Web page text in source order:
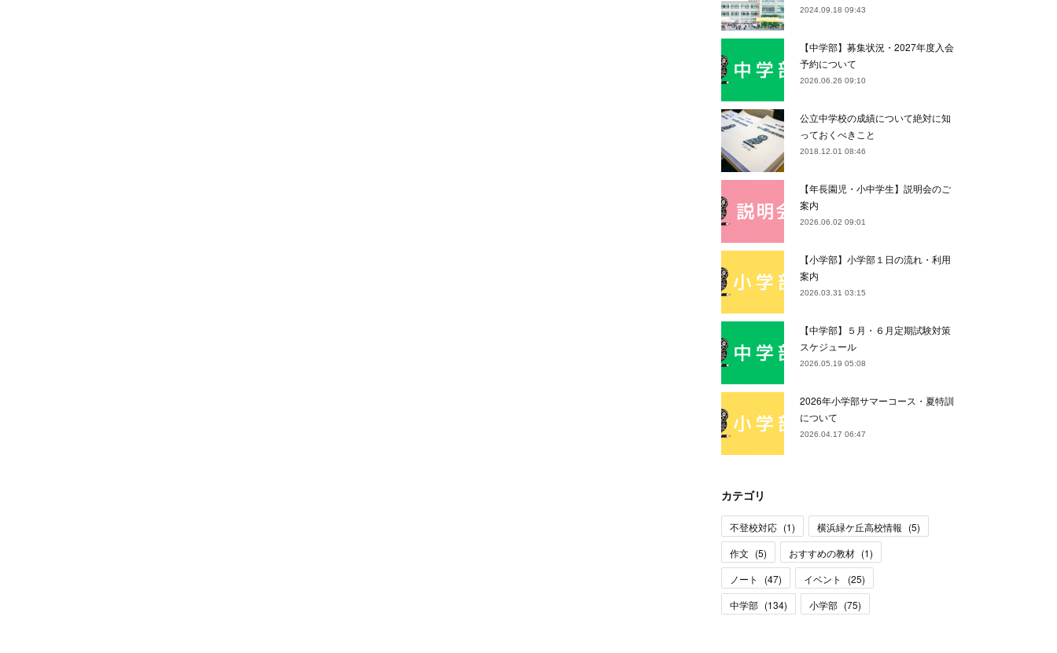
2024.09.18 09:43
【中学部】募集状況・2027年度入会
予約について
2026.06.26 09:10
公立中学校の成績について絶対に知
っておくべきこと
2018.12.01 08:46
【年長園児・小中学生】説明会のご
案内
2026.06.02 09:01
【小学部】小学部１日の流れ・利用
案内
2026.03.31 03:15
【中学部】５月・６月定期試験対策
スケジュール
2026.05.19 05:08
2026年小学部サマーコース・夏特訓
について
2026.04.17 06:47
カテゴリ
不登校対応 (1) 横浜緑ケ丘高校情報 (5)
作文 (5) おすすめの教材 (1)
ノート
(47) イベント (25)
中学部 (134) 小学部 (75)